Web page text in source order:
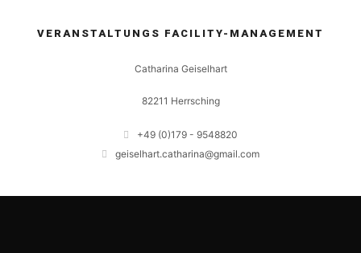
VERANSTALTUNGS FACILITY-MANAGEMENT
Catharina Geiselhart
82211 Herrsching
+49 (0)179 - 9548820
geiselhart.catharina@gmail.com